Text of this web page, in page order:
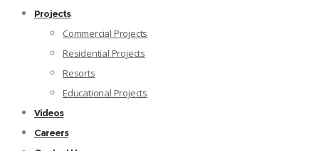
Projects
Commercial Projects
Residential Projects
Resorts
Educational Projects
Videos
Careers